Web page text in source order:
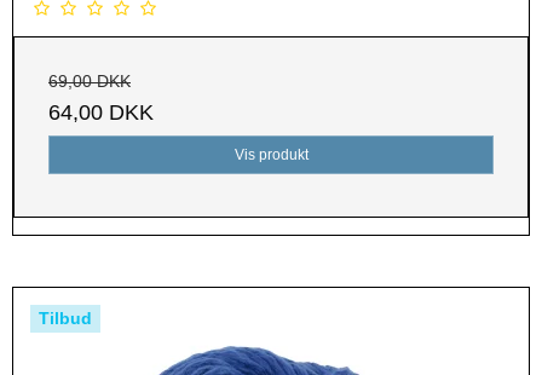
69,00 DKK
64,00 DKK
Vis produkt
Tilbud